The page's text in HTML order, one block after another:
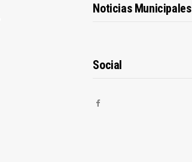
Noticias Municipales
Social